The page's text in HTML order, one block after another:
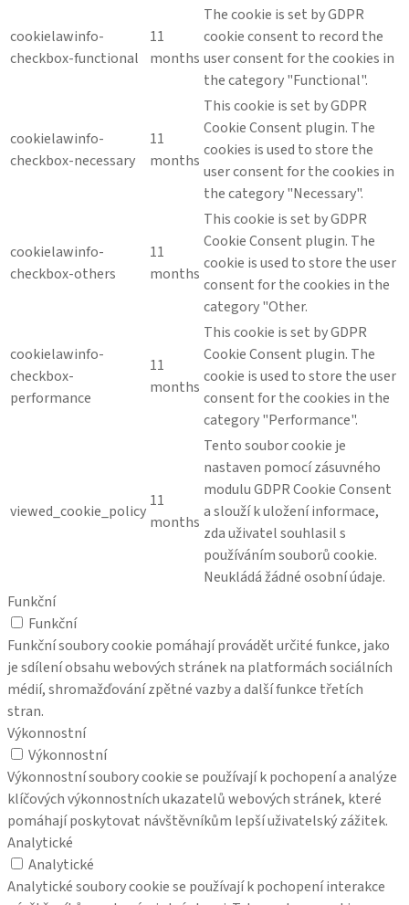
cookielawinfo-
checkbox-functional
11
months
The cookie is set by GDPR
cookie consent to record the
user consent for the cookies in
the category "Functional".
cookielawinfo-
checkbox-necessary
11
months
This cookie is set by GDPR
Cookie Consent plugin. The
cookies is used to store the
user consent for the cookies in
the category "Necessary".
cookielawinfo-
checkbox-others
11
months
This cookie is set by GDPR
Cookie Consent plugin. The
cookie is used to store the user
consent for the cookies in the
category "Other.
cookielawinfo-
checkbox-
performance
11
months
This cookie is set by GDPR
Cookie Consent plugin. The
cookie is used to store the user
consent for the cookies in the
category "Performance".
viewed_cookie_policy
11
months
Tento soubor cookie je
nastaven pomocí zásuvného
modulu GDPR Cookie Consent
a slouží k uložení informace,
zda uživatel souhlasil s
používáním souborů cookie.
Neukládá žádné osobní údaje.
Funkční
Funkční
Funkční soubory cookie pomáhají provádět určité funkce, jako
je sdílení obsahu webových stránek na platformách sociálních
médií, shromažďování zpětné vazby a další funkce třetích
stran.
Výkonnostní
Výkonnostní
Výkonnostní soubory cookie se používají k pochopení a analýze
klíčových výkonnostních ukazatelů webových stránek, které
pomáhají poskytovat návštěvníkům lepší uživatelský zážitek.
Analytické
Analytické
Analytické soubory cookie se používají k pochopení interakce